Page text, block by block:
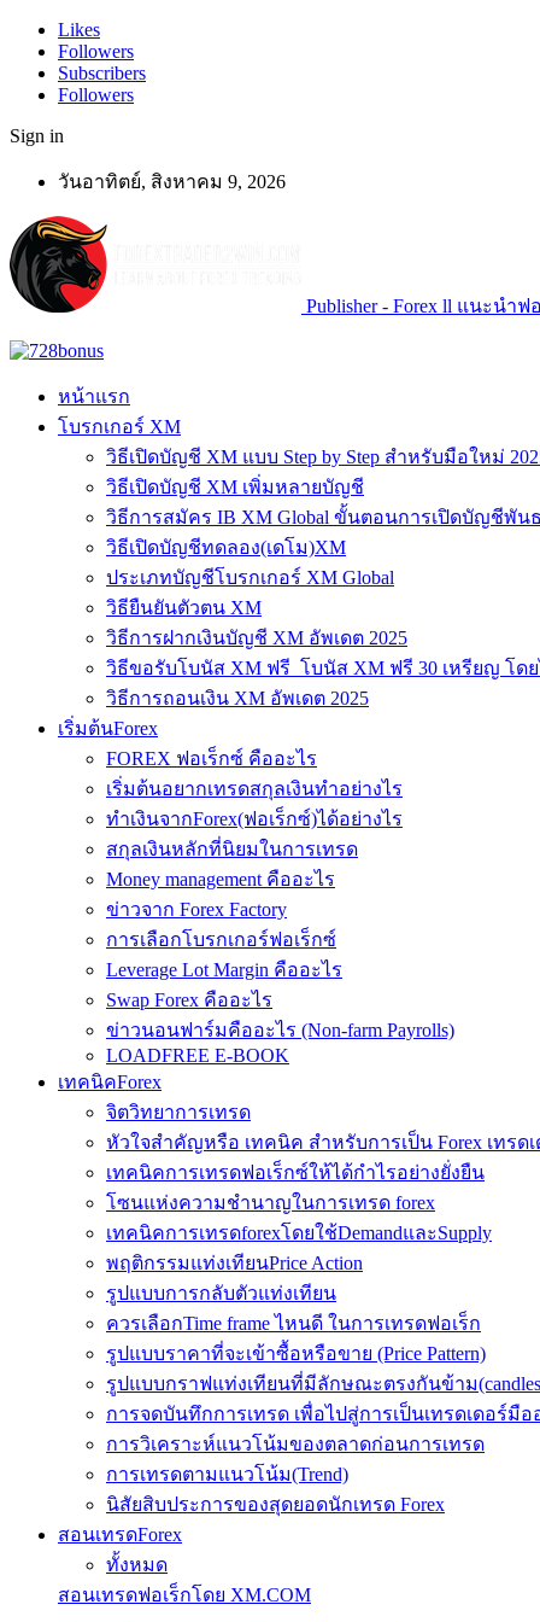
Likes
Followers
Subscribers
Followers
Sign in
วันอาทิตย์, สิงหาคม 9, 2026
Publisher - Forex ll แนะนำ
หน้าแรก
โบรกเกอร์ XM
วิธีเปิดบัญชี XM แบบ Step by Step สำหรับมือใหม่
วิธีเปิดบัญชี XM เพิ่มหลายบัญชี
วิธีการสมัคร IB XM Global ขั้นตอนการเปิดบัญชีพันธ
วิธีเปิดบัญชีทดลอง(เดโม)XM
ประเภทบัญชีโบรกเกอร์ XM Global
วิธียืนยันตัวตน XM
วิธีการฝากเงินบัญชี XM อัพเดต 2025
วิธีขอรับโบนัส XM ฟรี โบนัส XM ฟรี 30 เหรียญ โดย
วิธีการถอนเงิน XM อัพเดต 2025
เริ่มต้นForex
FOREX ฟอเร็กซ์ คืออะไร
เริ่มต้นอยากเทรดสกุลเงินทำอย่างไร
ทำเงินจากForex(ฟอเร็กซ์)ได้อย่างไร
สกุลเงินหลักที่นิยมในการเทรด
Money management คืออะไร
ข่าวจาก Forex Factory
การเลือกโบรกเกอร์ฟอเร็กซ์
Leverage Lot Margin คืออะไร
Swap Forex คืออะไร
ข่าวนอนฟาร์มคืออะไร (Non-farm Payrolls)
LOADFREE E-BOOK
เทคนิคForex
จิตวิทยาการเทรด
หัวใจสำคัญหรือ เทคนิค สำหรับการเป็น Forex เทรดเ
เทคนิคการเทรดฟอเร็กซ์ให้ได้กำไรอย่างยั่งยืน
โซนแห่งความชำนาญในการเทรด forex
เทคนิคการเทรดforexโดยใช้DemandและSupply
พฤติกรรมแท่งเทียนPrice Action
รูปแบบการกลับตัวแท่งเทียน
ควรเลือกTime frame ไหนดี ในการเทรดฟอเร็ก
รูปแบบราคาที่จะเข้าซื้อหรือขาย (Price Pattern)
รูปแบบกราฟแท่งเทียนที่มีลักษณะตรงกันข้าม
การจดบันทึกการเทรด เพื่อไปสู่การเป็นเทรดเดอร์มื
การวิเคราะห์แนวโน้มของตลาดก่อนการเทรด
การเทรดตามแนวโน้ม(Trend)
นิสัยสิบประการของสุดยอดนักเทรด Forex
สอนเทรดForex
ทั้งหมด
สอนเทรดฟอเร็กโดย XM.COM